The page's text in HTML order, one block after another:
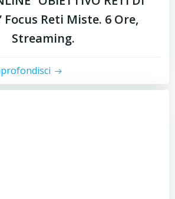
Focus Reti Miste. 6 Ore,
Streaming.